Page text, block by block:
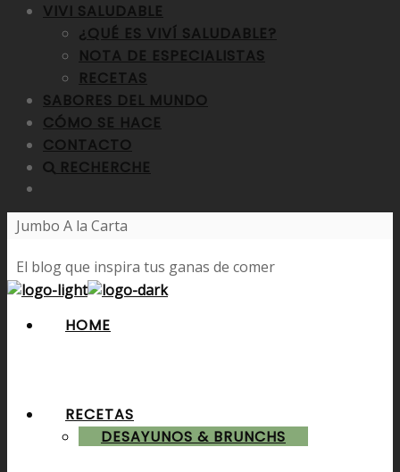
VIVI SALUDABLE
¿QUÉ ES VIVÍ SALUDABLE?
NOTA DE ESPECIALISTAS
RECETAS
SABORES DEL MUNDO
CÓMO SE HACE
CONTACTO
RECHERCHE
Jumbo A la Carta
El blog que inspira tus ganas de comer
HOME
RECETAS
DESAYUNOS & BRUNCHS